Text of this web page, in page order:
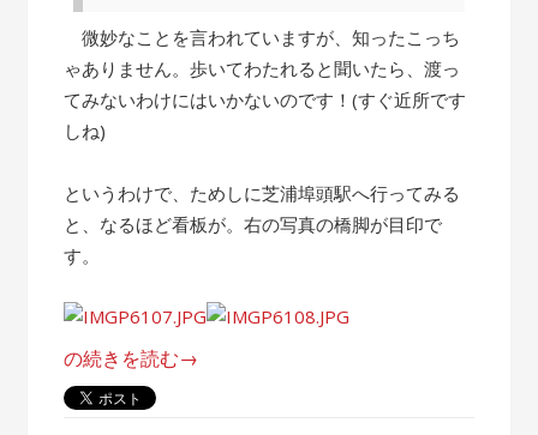
微妙なことを言われていますが、知ったこっち
ゃありません。歩いてわたれると聞いたら、渡っ
てみないわけにはいかないのです！(すぐ近所です
しね)
というわけで、ためしに芝浦埠頭駅へ行ってみる
と、なるほど看板が。右の写真の橋脚が目印で
す。
“東
京
の続きを読む→